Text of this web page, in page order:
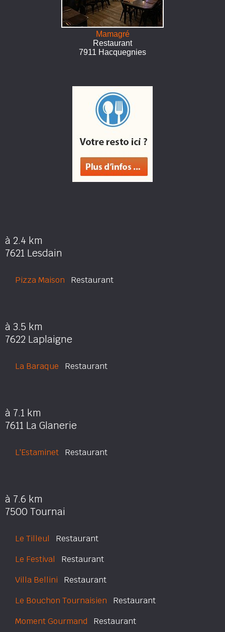
Mamagré
Restaurant
7911 Hacquegnies
à 2.4 km
7621 Lesdain
Pizza Maison Restaurant
à 3.5 km
7622 Laplaigne
La Baraque Restaurant
à 7.1 km
7611 La Glanerie
L'Estaminet Restaurant
à 7.6 km
7500 Tournai
Le Tilleul Restaurant
Le Festival Restaurant
Villa Bellini Restaurant
Le Bouchon Tournaisien Restaurant
Moment Gourmand Restaurant